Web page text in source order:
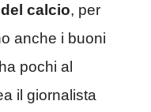
calcio, per
anche i buoni
pochi al
il giornalista